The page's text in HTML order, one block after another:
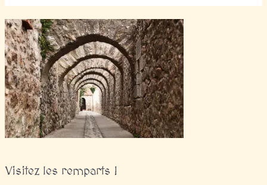
Visitez les remparts !